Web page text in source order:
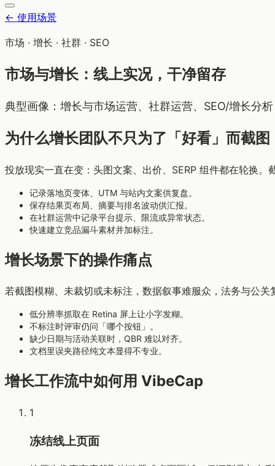
← 使用场景
市场 · 增长 · 社群 · SEO
市场与增长：线上实况，干净留存
典型画像：增长与市场运营、社群运营、SEO/增长分
为什么增长团队不只为了「好看」而截图
投放现实一直在变：头图文案、出价、SERP 组件都在轮换
记录落地页变体、UTM 与站内文案供复盘。
保存结果页布局、摘要与排名波动供汇报。
在社群运营中记录平台提示、限流或异常状态。
快速建立竞品漏斗素材并加标注。
增长场景下的操作痛点
若截图模糊、未裁切或未标注，数据叙事难服众，法务与公关
低分辨率抓取在 Retina 屏上让小字发糊。
不标注时评审仍问「哪个按钮」。
缺少日期与活动关联时，QBR 难以对齐。
文档里误夹路径纯文本显得不专业。
增长工作流中如何用 VibeCap
1
冻结线上页面